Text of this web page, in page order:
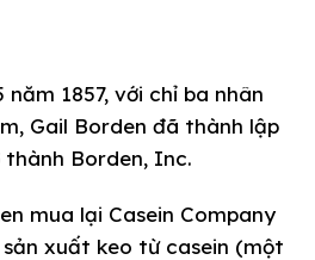
1857, với chỉ ba nhân
Gail Borden đã thành lập
Borden, Inc.
mua lại Casein Company
xuất keo từ casein (một